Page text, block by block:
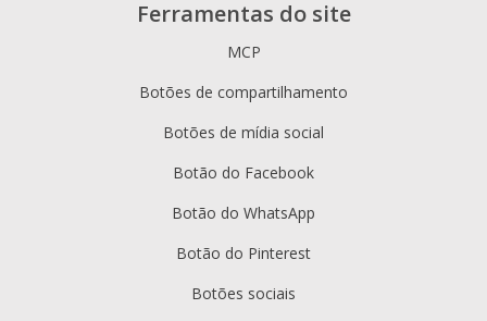
Ferramentas do site
MCP
Botões de compartilhamento
Botões de mídia social
Botão do Facebook
Botão do WhatsApp
Botão do Pinterest
Botões sociais